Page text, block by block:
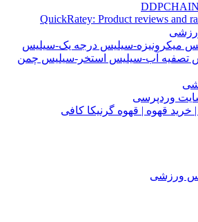
QuickRatey: Product reviews and
میکرونیزه-سیلیس درجه یک-سیلیس
تصفیه آب-سیلیس استخر-سیلیس چمن
وردپرسی
خرید قهوه | قهوه گرنیکا کافی
ورزشی